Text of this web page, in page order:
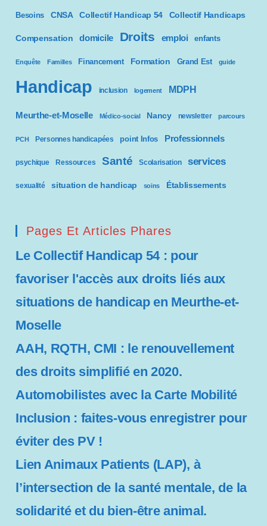
Besoins CNSA Collectif Handicap 54 Collectif Handicaps
Compensation domicile Droits emploi enfants
Enquête Familles Financement Formation Grand Est guide
Handicap inclusion logement MDPH
Meurthe-et-Moselle Médico-social Nancy newsletter parcours
PCH Personnes handicapées point Infos Professionnels
psychique Ressources Santé Scolarisation services
sexualité situation de handicap soins Établissements
Pages Et Articles Phares
Le Collectif Handicap 54 : pour
favoriser l'accès aux droits liés aux
situations de handicap en Meurthe-et-
Moselle
AAH, RQTH, CMI : le renouvellement
des droits simplifié en 2020.
Automobilistes avec la Carte Mobilité
Inclusion : faites-vous enregistrer pour
éviter des PV !
Lien Animaux Patients (LAP), à
l’intersection de la santé mentale, de la
solidarité et du bien-être animal.